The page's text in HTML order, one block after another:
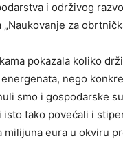
i održivog
za
pokazala koliko
nego
smo i gospodarske
tako povećali i
milijuna eura u okviru